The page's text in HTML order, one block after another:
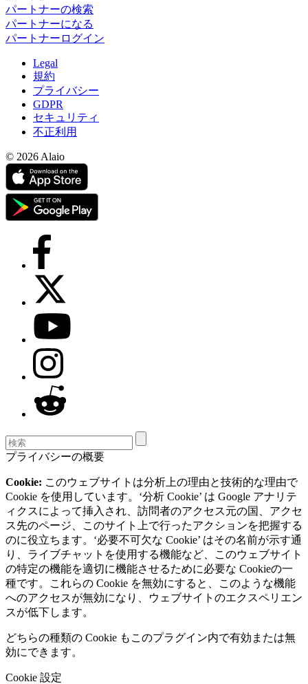
パートナーの検索
パートナーになる
パートナーログイン
Legal
規約
プライバシー
GDPR
セキュリティ
不正利用
© 2026 Alaio
プライバシーの概要
Cookie: このウェブサイトは分析上の理由と技術的な理由で
Cookie を使用しています。‘分析 Cookie’ は Google アナリテ
ィクスによって挿入され、訪問者のアクセス元の国、アクセ
ス先のページ、このサイト上で行ったアクションを把握する
のに役立ちます。‘必要不可欠な Cookie’ はその名前が示す通
り、ライブチャットを使用する機能など、このウェブサイト
の特定の機能を適切に機能させるために必要な Cookieの一
種です。これらの Cookie を無効にすると、このような機能
へのアクセスが無効になり、ウェブサイトのエクスペリエン
スが低下します。
どちらの種類の Cookie もこのプラグイン内で有効または無
効にできます。
Cookie 設定